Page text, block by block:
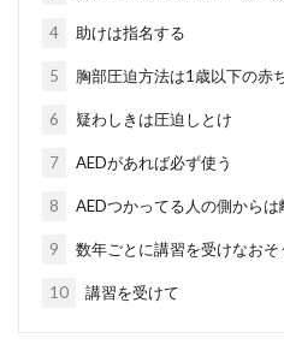
4 助けは指名する
5 胸部圧迫方法は1歳以下の赤
6 疑わしきは圧迫しとけ
7 AEDがあれば必ず使う
8 AEDつかってる人の側からは
9 数年ごとに講習を受けなおそ
10 講習を受けて